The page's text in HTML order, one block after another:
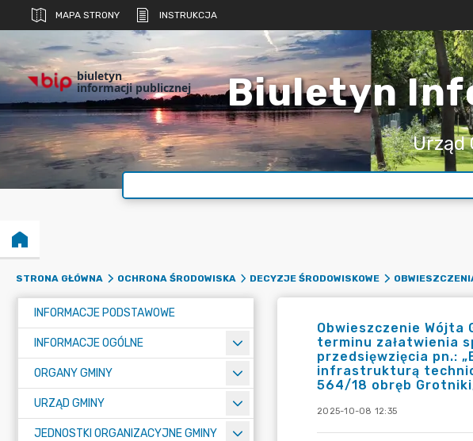
MAPA STRONY INSTRUKCJA
biuletyn
informacji publicznej Biuletyn
Urząd
STRONA GŁÓWNA OCHRONA ŚRODOWISKA DECYZJE ŚRODOWISKOWE
INFORMACJE PODSTAWOWE
INFORMACJE OGÓLNE
ORGANY GMINY
URZĄD GMINY
JEDNOSTKI ORGANIZACYJNE GMINY
Obwieszczenie Wójta
terminu załatwienia
przedsięwzięcia pn.:
infrastrukturą
564/18 obręb
2025-10-08 12:35